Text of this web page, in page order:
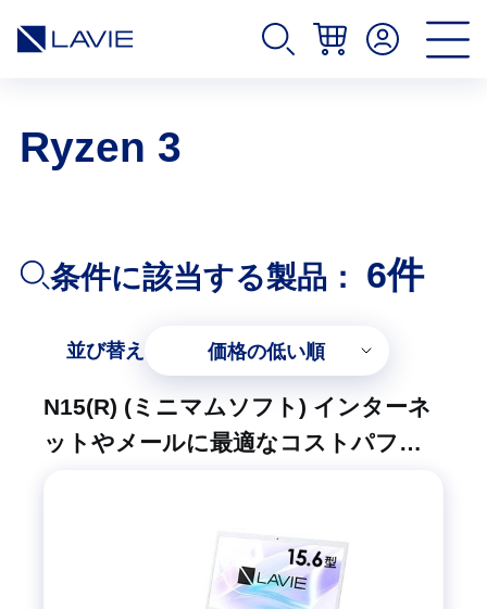
Ryzen 3
条件に該当する製品： 6件
並び替え 価格の低い順
N15(R) (ミニマムソフト) インターネ
ットやメールに最適なコストパフォ